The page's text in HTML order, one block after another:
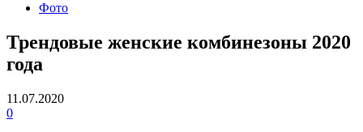
Фото
Трендовые женские комбинезоны 2020
года
11.07.2020
0